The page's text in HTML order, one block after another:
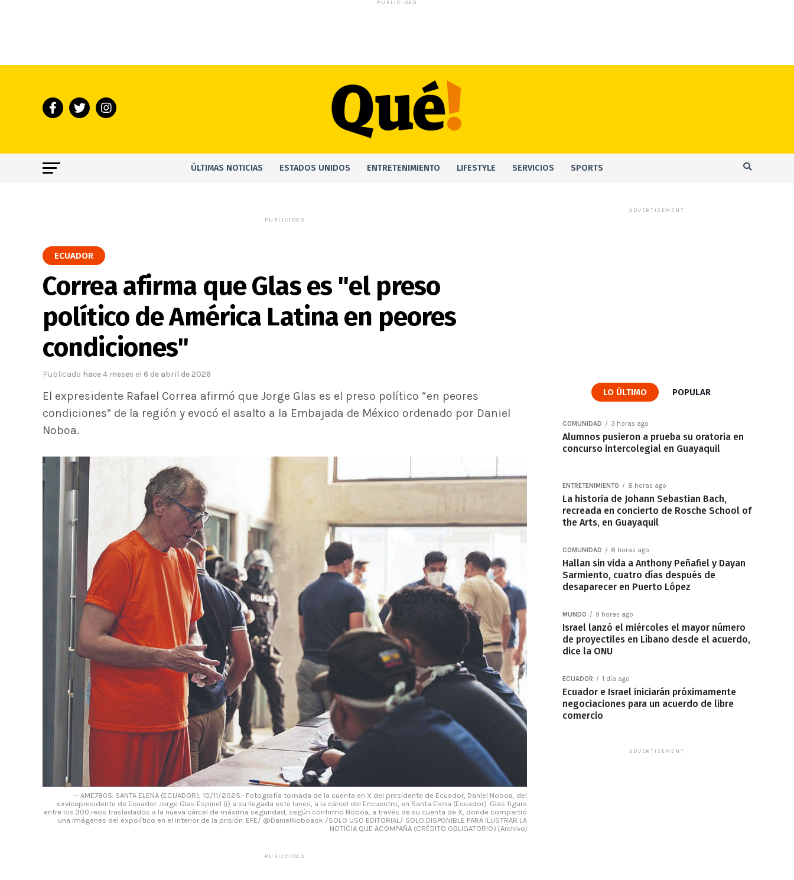
PUBLICIDAD
ÚLTIMAS NOTICIAS ESTADOS UNIDOS ENTRETENIMIENTO LIFESTYLE SERVICIOS SPORTS
PUBLICIDAD
ECUADOR
Correa afirma que Glas es "el preso
político de América Latina en peores
condiciones"
Publicado hace 4 meses el 6 de abril de 2026
El expresidente Rafael Correa afirmó que Jorge Glas es el preso político “en peores
condiciones” de la región y evocó el asalto a la Embajada de México ordenado por Daniel
Noboa.
-- AME7805. SANTA ELENA (ECUADOR), 10/11/2025.- Fotografía tomada de la cuenta en X del presidente de Ecuador, Daniel Noboa, del
exvicepresidente de Ecuador Jorge Glas Espinel (i) a su llegada este lunes, a la cárcel del Encuentro, en Santa Elena (Ecuador). Glas figura
entre los 300 reos trasladados a la nueva cárcel de máxima seguridad, según confirmo Noboa, a través de su cuenta de X, donde compartió
una imágenes del expolítico en el interior de la prisión. EFE/ @DanielNoboaok /SOLO USO EDITORIAL/ SOLO DISPONIBLE PARA ILUSTRAR LA
NOTICIA QUE ACOMPAÑA (CRÉDITO OBLIGATORIO) [Archivo]
PUBLICIDAD
ADVERTISEMENT
LO ÚLTIMO POPULAR
COMUNIDAD 3 horas ago
Alumnos pusieron a prueba su oratoria en
concurso intercolegial en Guayaquil
ENTRETENIMIENTO 8 horas ago
La historia de Johann Sebastian Bach,
recreada en concierto de Rosche School of
the Arts, en Guayaquil
COMUNIDAD 8 horas ago
Hallan sin vida a Anthony Peñafiel y Dayan
Sarmiento, cuatro días después de
desaparecer en Puerto López
MUNDO 9 horas ago
Israel lanzó el miércoles el mayor número
de proyectiles en Líbano desde el acuerdo,
dice la ONU
ECUADOR 1 día ago
Ecuador e Israel iniciarán próximamente
negociaciones para un acuerdo de libre
comercio
ADVERTISEMENT